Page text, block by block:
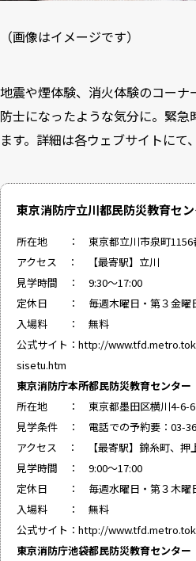
（画像はイメージです）
地震や煙体験、消火体験のコー
防士になったような気分に。緊
ます。詳細は各ウェブサイトにて
東京消防庁立川都民防災教育セン
所在地 ： 東京都立川市泉町1156
アクセス ： 【最寄駅】立川
見学時間 ： 9:30～17:00
定休日 ： 毎週木曜日・第３金曜
入場料 ： 無料
公式サイト： http://
sisetu.htm
東京消防庁本所都民防災教育センター
所在地 ： 東京都墨田区横川4-6-6
見学条件 ： 電話での予約要：03-
アクセス ： 【最寄駅】錦糸町、押
見学時間 ： 9:00～17:00
定休日 ： 毎週水曜日・第３木曜
入場料 ： 無料
公式サイト： http://
東京消防庁池袋都民防災教育センター